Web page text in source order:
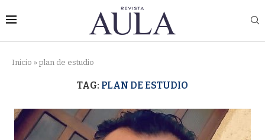
Inicio » plan de estudio
TAG: PLAN DE ESTUDIO